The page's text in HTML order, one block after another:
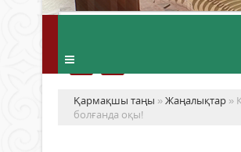
Қармақшы таңы »Жаңалықтар »
болғанда оқы!